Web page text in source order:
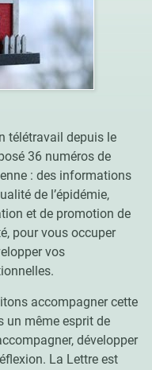
télétravail depuis le
36 numéros de
: des informations
de l’épidémie,
et de promotion de
pour vous occuper
vos
.
accompagner cette
un même esprit de
développer
La Lettre est